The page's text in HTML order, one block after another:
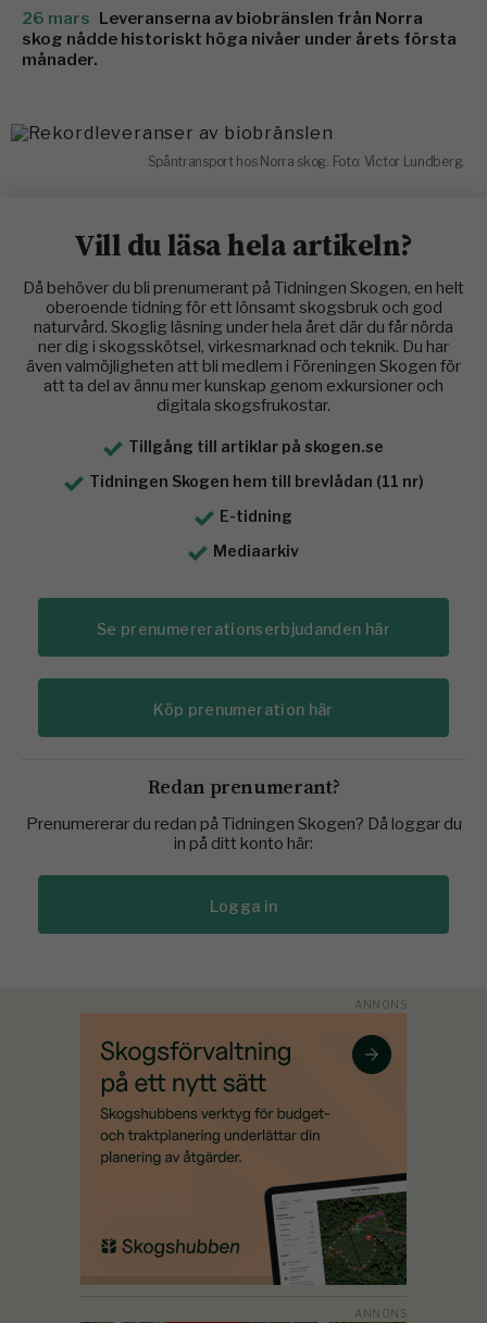
26 mars
Leveranserna av biobränslen från Norra
skog nådde historiskt höga nivåer under årets första
månader.
Spåntransport hos Norra skog. Foto: Victor Lundberg.
Vill du läsa hela artikeln?
Då behöver du bli prenumerant på Tidningen Skogen, en helt
oberoende tidning för ett lönsamt skogsbruk och god
naturvård. Skoglig läsning under hela året där du får nörda
ner dig i skogsskötsel, virkesmarknad och teknik. Du har
även valmöjligheten att bli medlem i Föreningen Skogen för
att ta del av ännu mer kunskap genom exkursioner och
digitala skogsfrukostar.
Tillgång till artiklar på skogen.se
Tidningen Skogen hem till brevlådan (11 nr)
E-tidning
Mediaarkiv
Se prenumererationserbjudanden här
Köp prenumeration här
Redan prenumerant?
Prenumererar du redan på Tidningen Skogen? Då loggar du
in på ditt konto här:
Logga in